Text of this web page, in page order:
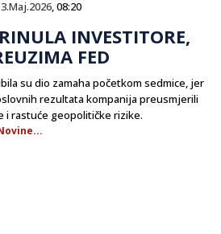
, 08:20
INVESTITORE,
FED
su dio zamaha početkom sedmice, jer
rezultata kompanija preusmjerili
i rastuće geopolitičke rizike.